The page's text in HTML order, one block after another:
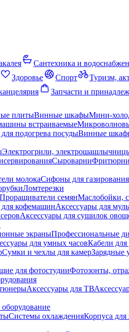
Сантехника и
Здоровье Спорт Туризм,
Запчасти и
плитыВинные шкафыМини-
встраиваемые
подогрева посудыВинные
Электрогрили,
Сыроварни
молокаСифоны для
Ломтерезки
Проращиватели семянМаслобойки,
для кофемашинАксессуары для
Аксессуары для сушилок
экраныПрофессиональные
для умных часовКабели
Сумки и чехлы для камерЗарядные
для фотостудииФотозонты,
Аксессуары для ТВ
Системы охлажденияКорпуса